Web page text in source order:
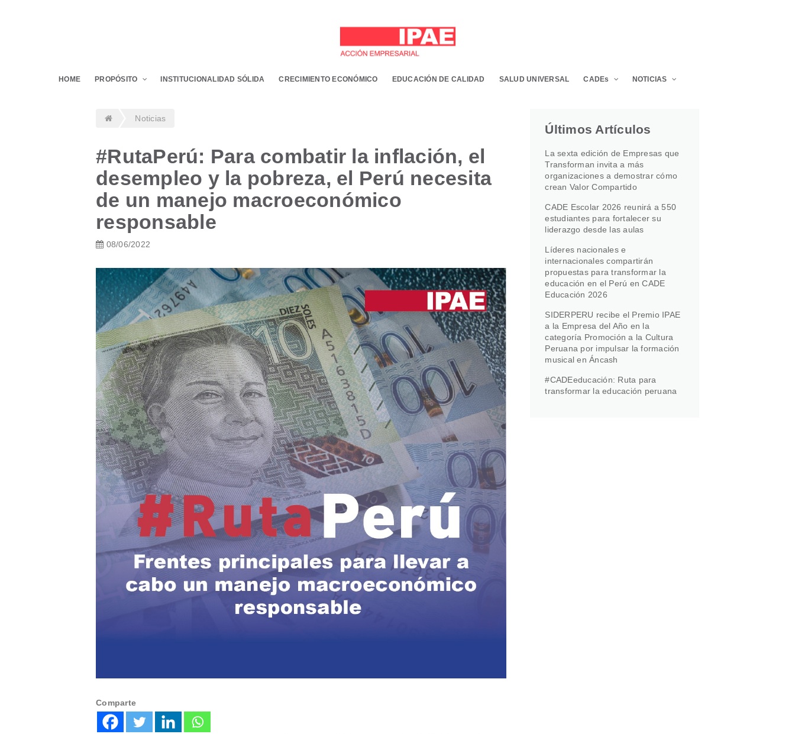
HOME PROPÓSITO INSTITUCIONALIDAD SÓLIDA CRECIMIENTO ECONÓMICO EDUCACIÓN DE CALIDAD SALUD UNIVERSAL CADEs NOTICIAS
Noticias
#RutaPerú: Para combatir la inflación, el
desempleo y la pobreza, el Perú necesita
de un manejo macroeconómico
responsable
08/06/2022
Comparte
Últimos Artículos
La sexta edición de Empresas que
Transforman invita a más
organizaciones a demostrar cómo
crean Valor Compartido
CADE Escolar 2026 reunirá a 550
estudiantes para fortalecer su
liderazgo desde las aulas
Líderes nacionales e
internacionales compartirán
propuestas para transformar la
educación en el Perú en CADE
Educación 2026
SIDERPERU recibe el Premio IPAE
a la Empresa del Año en la
categoría Promoción a la Cultura
Peruana por impulsar la formación
musical en Áncash
#CADEeducación: Ruta para
transformar la educación peruana